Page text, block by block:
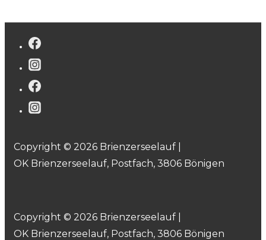
Copyright © 2026 Brienzerseelauf |
OK Brienzerseelauf, Postfach, 3806 Bönigen
Copyright © 2026 Brienzerseelauf |
OK Brienzerseelauf, Postfach, 3806 Bönigen